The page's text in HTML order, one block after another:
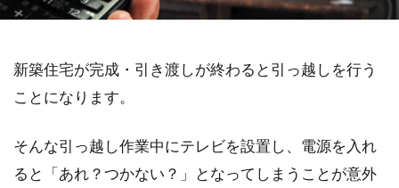
新築住宅が完成・引き渡しが終わると引っ越しを行う
ことになります。
そんな引っ越し作業中にテレビを設置し、電源を入れ
ると「あれ？つかない？」となってしまうことが意外